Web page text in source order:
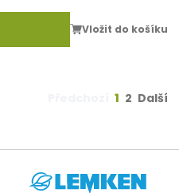
Vložit do košíku
1
(aktuální
stránka)
2 Další
Lemken